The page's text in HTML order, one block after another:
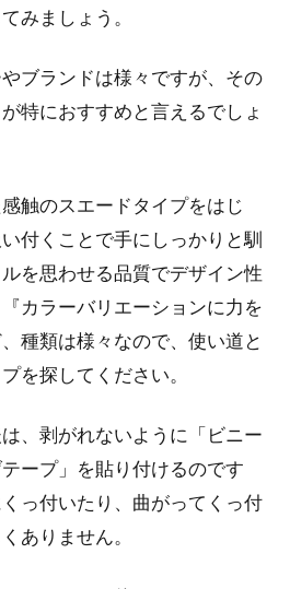
みましょう。
ブランドは様々ですが、その
特におすすめと言えるでしょ
触のスエードタイプをはじ
付くことで手にしっかりと馴
を思わせる品質でデザイン性
カラーバリエーションに力を
種類は様々なので、使い道と
を探してください。
、剥がれないように「ビニー
ープ」を貼り付けるのです
っ付いたり、曲がってくっ付
ありません。